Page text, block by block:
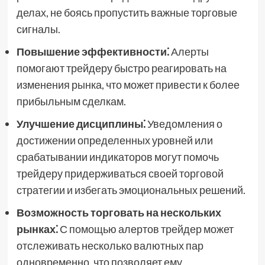
делах, не боясь пропустить важные торговые
сигналы.
Повышение эффективности⁚Алерты
помогают трейдеру быстро реагировать на
изменения рынка, что может привести к более
прибыльным сделкам.
Улучшение дисциплины⁚Уведомления о
достижении определенных уровней или
срабатывании индикаторов могут помочь
трейдеру придерживаться своей торговой
стратегии и избегать эмоциональных решений.
Возможность торговать на нескольких
рынках⁚С помощью алертов трейдер может
отслеживать несколько валютных пар
одновременно, что позволяет ему